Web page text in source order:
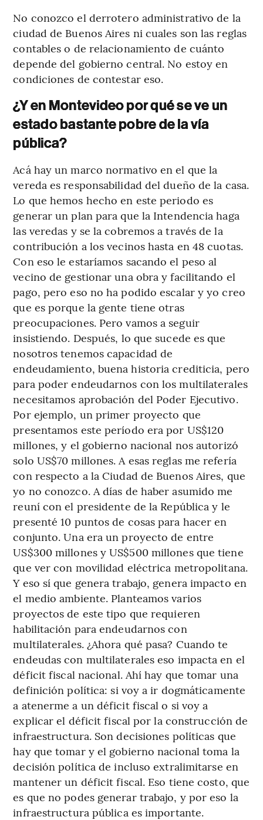
No conozco el derrotero administrativo de la
ciudad de Buenos Aires ni cuales son las reglas
contables o de relacionamiento de cuánto
depende del gobierno central. No estoy en
condiciones de contestar eso.
¿Y en Montevideo por qué se ve un
estado bastante pobre de la vía
pública?
Acá hay un marco normativo en el que la
vereda es responsabilidad del dueño de la casa.
Lo que hemos hecho en este periodo es
generar un plan para que la Intendencia haga
las veredas y se la cobremos a través de la
contribución a los vecinos hasta en 48 cuotas.
Con eso le estaríamos sacando el peso al
vecino de gestionar una obra y facilitando el
pago, pero eso no ha podido escalar y yo creo
que es porque la gente tiene otras
preocupaciones. Pero vamos a seguir
insistiendo. Después, lo que sucede es que
nosotros tenemos capacidad de
endeudamiento, buena historia crediticia, pero
para poder endeudarnos con los multilaterales
necesitamos aprobación del Poder Ejecutivo.
Por ejemplo, un primer proyecto que
presentamos este período era por US$120
millones, y el gobierno nacional nos autorizó
solo US$70 millones. A esas reglas me refería
con respecto a la Ciudad de Buenos Aires, que
yo no conozco. A días de haber asumido me
reuní con el presidente de la República y le
presenté 10 puntos de cosas para hacer en
conjunto. Una era un proyecto de entre
US$300 millones y US$500 millones que tiene
que ver con movilidad eléctrica metropolitana.
Y eso sí que genera trabajo, genera impacto en
el medio ambiente. Planteamos varios
proyectos de este tipo que requieren
habilitación para endeudarnos con
multilaterales. ¿Ahora qué pasa? Cuando te
endeudas con multilaterales eso impacta en el
déficit fiscal nacional. Ahí hay que tomar una
definición política: si voy a ir dogmáticamente
a atenerme a un déficit fiscal o si voy a
explicar el déficit fiscal por la construcción de
infraestructura. Son decisiones políticas que
hay que tomar y el gobierno nacional toma la
decisión política de incluso extralimitarse en
mantener un déficit fiscal. Eso tiene costo, que
es que no podes generar trabajo, y por eso la
infraestructura pública es importante.